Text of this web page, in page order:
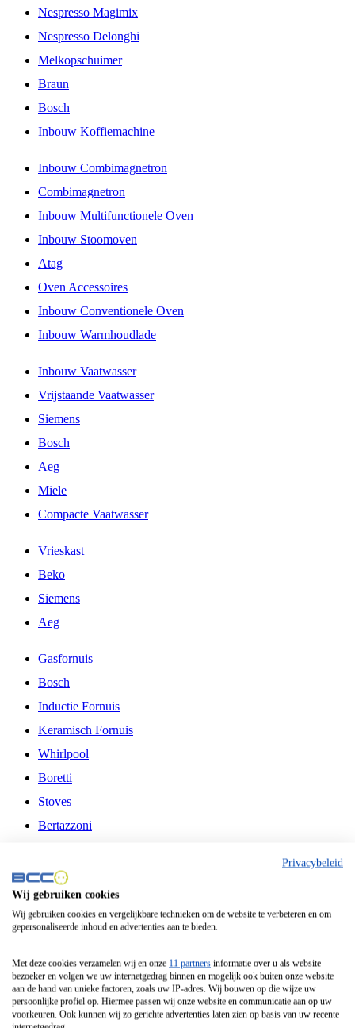
Nespresso Magimix
Nespresso Delonghi
Melkopschuimer
Braun
Bosch
Inbouw Koffiemachine
Inbouw Combimagnetron
Combimagnetron
Inbouw Multifunctionele Oven
Inbouw Stoomoven
Atag
Oven Accessoires
Inbouw Conventionele Oven
Inbouw Warmhoudlade
Inbouw Vaatwasser
Vrijstaande Vaatwasser
Siemens
Bosch
Aeg
Miele
Compacte Vaatwasser
Vrieskast
Beko
Siemens
Aeg
Gasfornuis
Bosch
Inductie Fornuis
Keramisch Fornuis
Whirlpool
Boretti
Stoves
Bertazzoni
Fitelli
Airfryer
Frituurpan
Contactgrill
Broodbakmachine
Broodrooster
Privacybeleid
Wij gebruiken cookies
Wij gebruiken cookies en vergelijkbare technieken om de website te verbeteren en om
gepersonaliseerde inhoud en advertenties aan te bieden.
Met deze cookies verzamelen wij en onze 11 partners informatie over u als website
bezoeker en volgen we uw internetgedrag binnen en mogelijk ook buiten onze website
aan de hand van unieke factoren, zoals uw IP-adres. Wij bouwen op die wijze uw
persoonlijke profiel op. Hiermee passen wij onze website en communicatie aan op uw
voorkeuren. Ook kunnen wij zo gerichte advertenties laten zien op basis van uw recente